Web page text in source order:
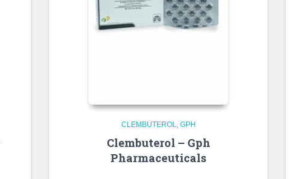
CLEMBUTEROL GPH
Clembuterol – Gph
Pharmaceuticals